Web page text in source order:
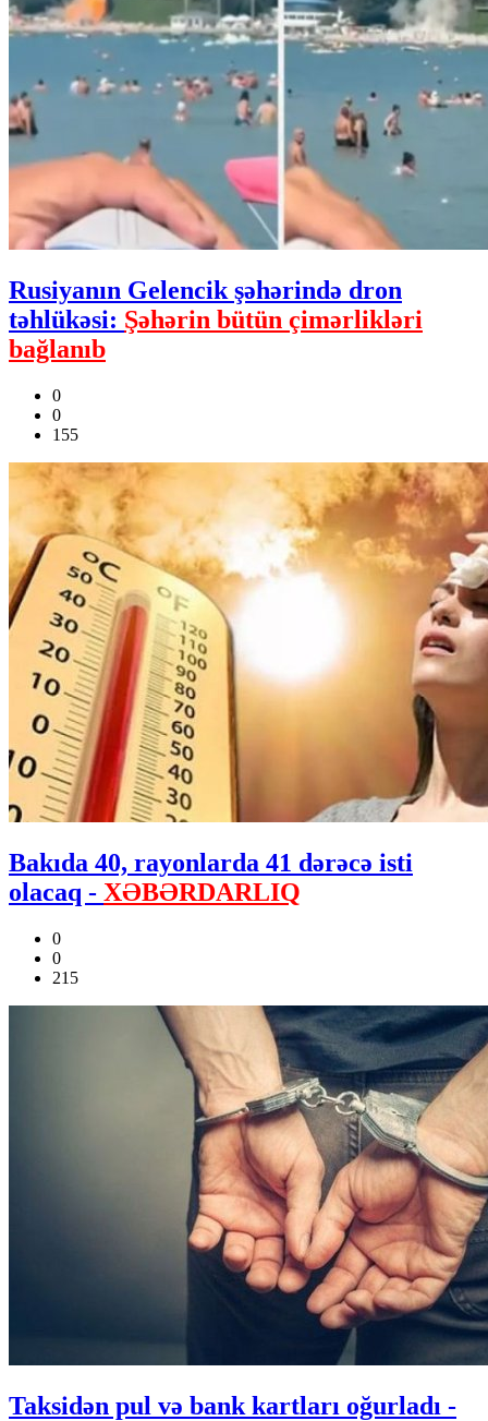
Rusiyanın Gelencik şəhərində dron
təhlükəsi: Şəhərin bütün çimərlikləri
bağlanıb
0
0
155
Bakıda 40, rayonlarda 41 dərəcə isti
olacaq - XƏBƏRDARLIQ
0
0
215
Taksidən pul və bank kartları oğurladı -